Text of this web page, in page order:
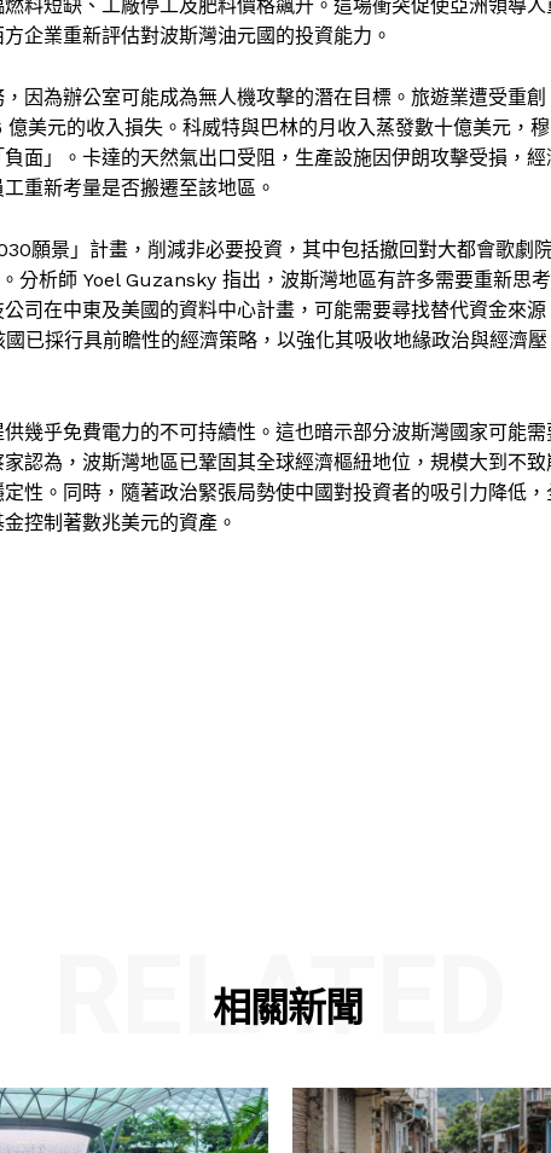
料短缺、工廠停工及肥料價格飆升。這場衝突促使亞洲領導人
企業重新評估對波斯灣油元國的投資能力。
因為辦公室可能成為無人機攻擊的潛在目標。旅遊業遭受重創
美元的收入損失。科威特與巴林的月收入蒸發數十億美元，穆
面」。卡達的天然氣出口受阻，生產設施因伊朗攻擊受損，經
重新考量是否搬遷至該地區。
願景」計畫，削減非必要投資，其中包括撤回對大都會歌劇
分析師 Yoel Guzansky 指出，波斯灣地區有許多需要重新思考
司在中東及美國的資料中心計畫，可能需要尋找替代資金來源
已採行具前瞻性的經濟策略，以強化其吸收地緣政治與經濟壓
幾乎免費電力的不可持續性。這也暗示部分波斯灣國家可能需
認為，波斯灣地區已鞏固其全球經濟樞紐地位，規模大到不致
性。同時，隨著政治緊張局勢使中國對投資者的吸引力降低，
控制著數兆美元的資產。
相關新聞
RELATED